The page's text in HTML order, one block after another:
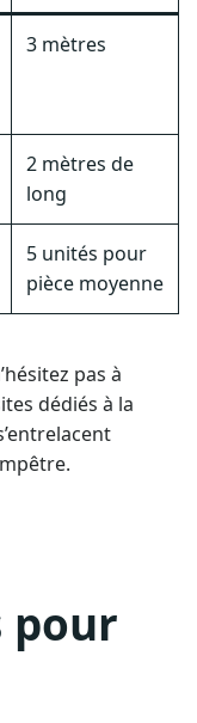
3 mètres
2 mètres de
long
5 unités pour
pièce moyenne
dédiés à la